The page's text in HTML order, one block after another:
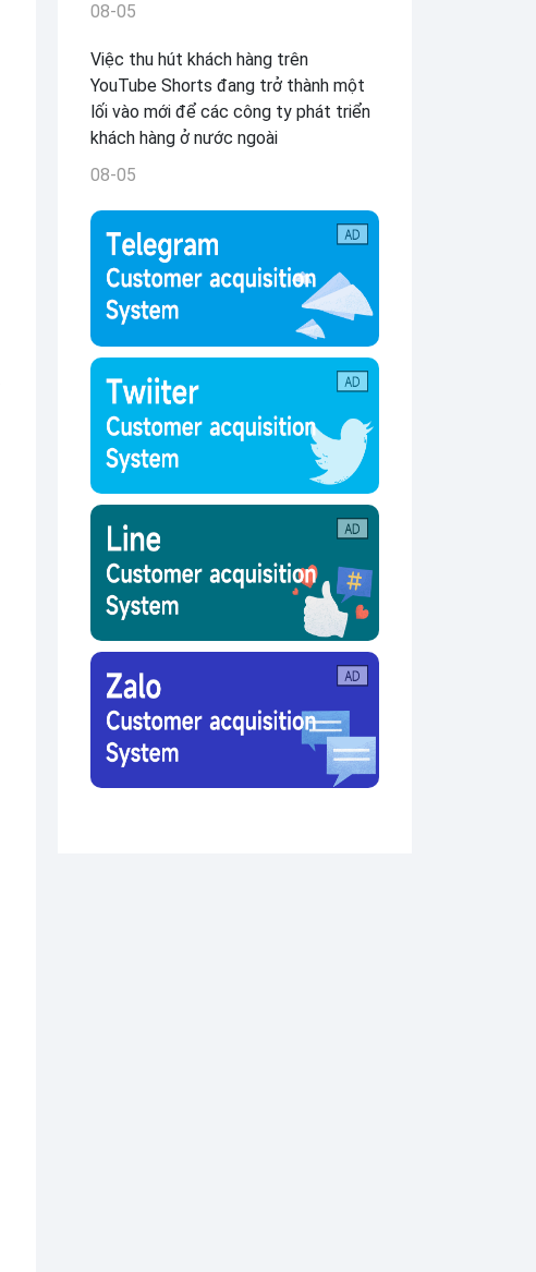
08-05
Việc thu hút khách hàng trên
YouTube Shorts đang trở thành một
lối vào mới để các công ty phát triển
khách hàng ở nước ngoài
08-05